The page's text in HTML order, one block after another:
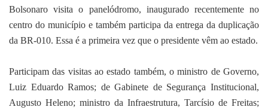
Bolsonaro visita o panelódromo, inaugurado recentemente no
centro do município e também participa da entrega da duplicação
da BR-010. Essa é a primeira vez que o presidente vêm ao estado.
Participam das visitas ao estado também, o ministro de Governo,
Luiz Eduardo Ramos; de Gabinete de Segurança Institucional,
Augusto Heleno; ministro da Infraestrutura, Tarcísio de Freitas;